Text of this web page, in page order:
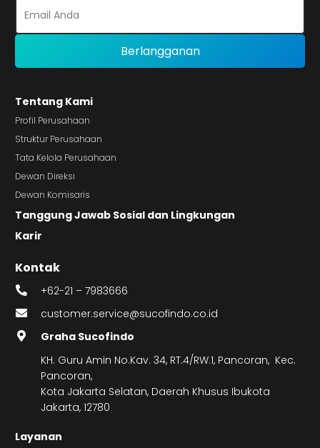
Tentang Kami
Profil Perusahaan
Struktur Perusahaan
Tata Kelola Perusahaan
Dewan Direksi
Dewan Komisaris
Tanggung Jawab Sosial dan Lingkungan
Karir
Kontak
+62-21 – 7983666
customer.service@sucofindo.co.id
Graha Sucofindo
KH. Guru Amin No.Kav. 34, RT.4/RW.1, Pancoran, Kec.
Pancoran,
Kota Jakarta Selatan, Daerah Khusus Ibukota
Jakarta, 12780
Layanan